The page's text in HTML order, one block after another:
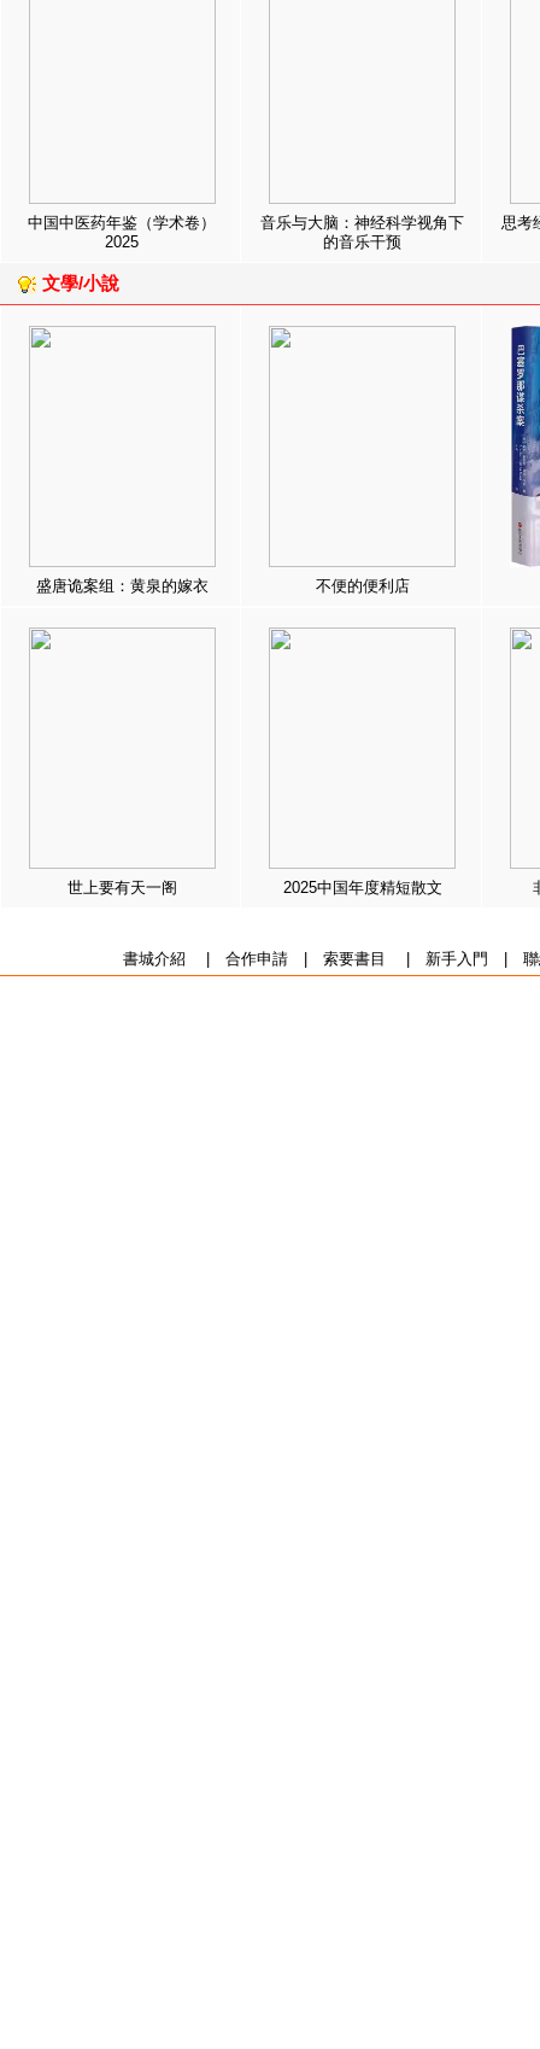
中国中医药年鉴（学术卷）
2025
音乐与大脑：神经科学视角下
的音乐干预
思考
文學/小說
盛唐诡案组：黄泉的嫁衣 不便的便利店
世上要有天一阁 2025中国年度精短散文
書城介紹 合作申請| 索要書目 新手入門